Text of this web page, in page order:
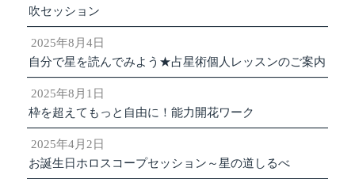
吹セッション
2025年8月4日
自分で星を読んでみよう★占星術個人レッスンのご案内
2025年8月1日
枠を超えてもっと自由に！能力開花ワーク
2025年4月2日
お誕生日ホロスコープセッション～星の道しるべ